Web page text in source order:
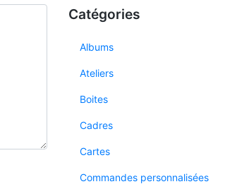
Catégories
Albums
Ateliers
Boites
Cadres
Cartes
Commandes personnalisées